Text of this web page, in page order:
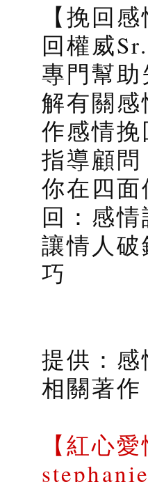
【挽回
回權威Sr.
專門幫
解有關
作感情
指導顧問
你在四
回：感
讓情人
巧
提供：
相關著作
【紅心